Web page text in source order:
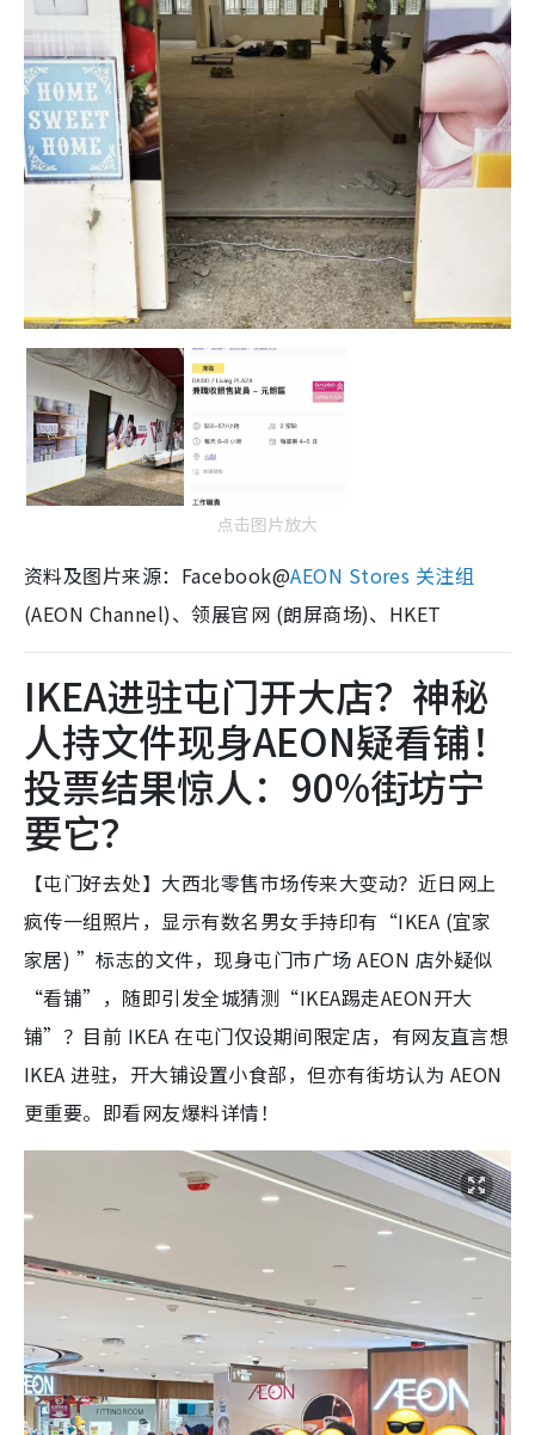
点击图片放大
资料及图片来源：Facebook@AEON Stores 关注组
(AEON Channel)、领展官网 (朗屏商场)、HKET
IKEA进驻屯门开大店？神秘
人持文件现身AEON疑看铺！
投票结果惊人：90%街坊宁
要它？
【屯门好去处】大西北零售市场传来大变动？近日网上
疯传一组照片，显示有数名男女手持印有“IKEA (宜家
家居) ”标志的文件，现身屯门市广场 AEON 店外疑似
“看铺”，随即引发全城猜测“IKEA踢走AEON开大
铺”？目前 IKEA 在屯门仅设期间限定店，有网友直言想
IKEA 进驻，开大铺设置小食部，但亦有街坊认为 AEON
更重要。即看网友爆料详情！